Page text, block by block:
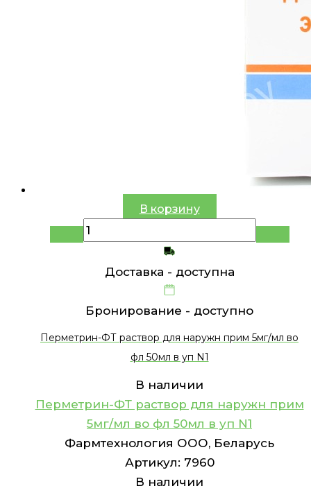
В корзину
Доставка - доступна
Бронирование - доступно
Перметрин-ФТ раствор для наружн прим 5мг/мл во
фл 50мл в уп N1
В наличии
Перметрин-ФТ раствор для наружн прим
5мг/мл во фл 50мл в уп N1
Фармтехнология ООО, Беларусь
Артикул: 7960
В наличии